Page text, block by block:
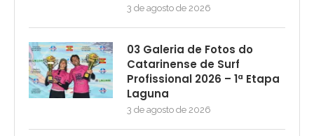
3 de agosto de 2026
03 Galeria de Fotos do
Catarinense de Surf
Profissional 2026 – 1ª Etapa
Laguna
3 de agosto de 2026